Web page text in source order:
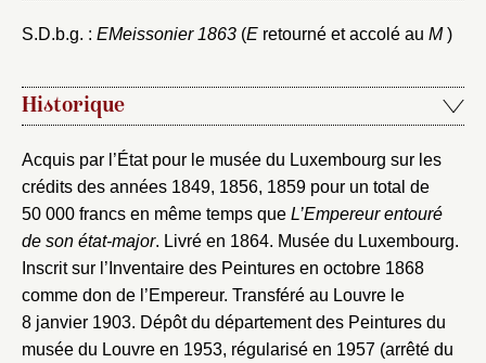
S.D.b.g. : EMeissonier 1863 (E retourné et accolé au M)
Historique
Acquis par l’État pour le musée du Luxembourg sur les
crédits des années 1849, 1856, 1859 pour un total de
50 000 francs en même temps que L’Empereur entouré
de son état-major. Livré en 1864. Musée du Luxembourg.
Inscrit sur l’Inventaire des Peintures en octobre 1868
comme don de l’Empereur. Transféré au Louvre le
8 janvier 1903. Dépôt du département des Peintures du
musée du Louvre en 1953, régularisé en 1957 (arrêté du